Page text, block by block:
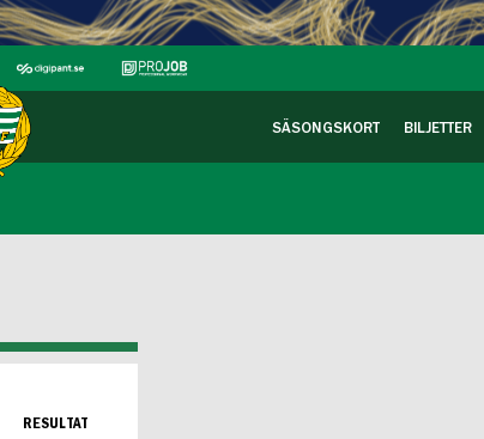
SÄSONGSKORT BILJETTER
RESULTAT